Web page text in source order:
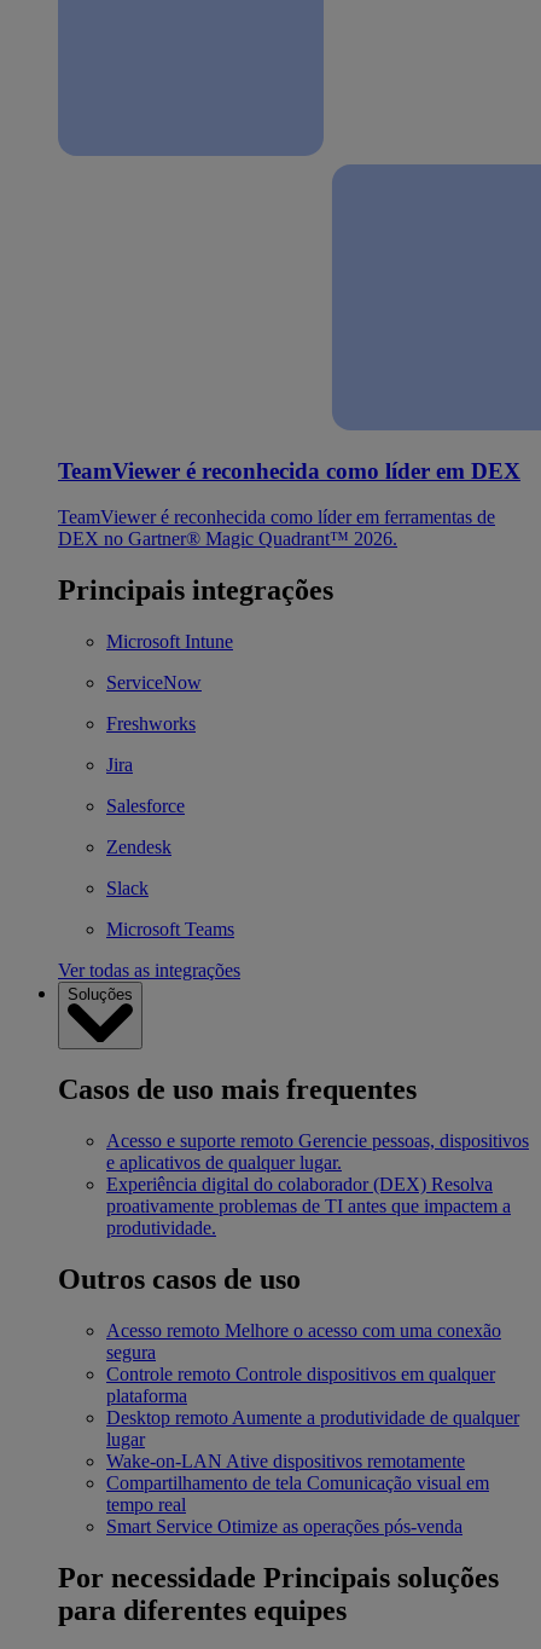
TeamViewer é reconhecida como líder em DEX
TeamViewer é reconhecida como líder em ferramentas de
DEX no Gartner® Magic Quadrant™ 2026.
Principais integrações
Microsoft Intune
ServiceNow
Freshworks
Jira
Salesforce
Zendesk
Slack
Microsoft Teams
Ver todas as integrações
Soluções
Casos de uso mais frequentes
Acesso e suporte remoto Gerencie pessoas, dispositivos
e aplicativos de qualquer lugar.
Experiência digital do colaborador (DEX) Resolva
proativamente problemas de TI antes que impactem a
produtividade.
Outros casos de uso
Acesso remoto Melhore o acesso com uma conexão
segura
Controle remoto Controle dispositivos em qualquer
plataforma
Desktop remoto Aumente a produtividade de qualquer
lugar
Wake-on-LAN Ative dispositivos remotamente
Compartilhamento de tela Comunicação visual em
tempo real
Smart Service Otimize as operações pós-venda
Por necessidade Principais soluções
para diferentes equipes